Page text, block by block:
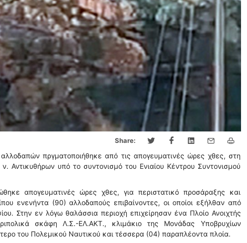
Share:
πργματοποιήθηκε από τις απογευματινές ώρες χθες, στη
Αντικυθήρων υπό το συντονισμό του Ενιαίου Κέντρου Συντονισμού
απογευματινές ώρες χθες, για περιστατικό προσάραξης και
ενενήντα (90) αλλοδαπούς επιβαίνοντες, οι οποίοι εξήλθαν από
Στην εν λόγω θαλάσσια περιοχή επιχείρησαν ένα Πλοίο Ανοιχτής
σκάφη Λ.Σ.-ΕΛ.ΑΚΤ., κλιμάκιο της Μονάδας Υποβρυχίων
του Πολεμικού Ναυτικού και τέσσερα (04) παραπλέοντα πλοία.